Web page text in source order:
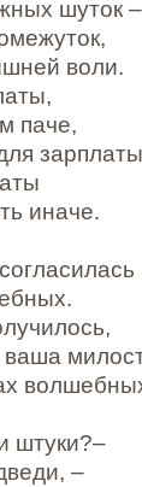
шуток –
воли.
паче,
зарплаты
иначе.
штуки?–
–